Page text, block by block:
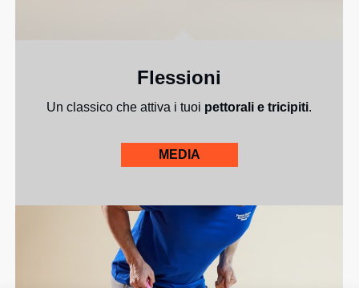
Flessioni
Un classico che attiva i tuoi pettorali e tricipiti.
MEDIA